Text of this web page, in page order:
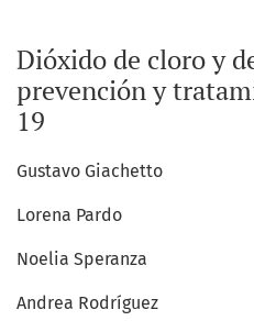
Dióxido de cloro y
prevención y
19
Gustavo Giachetto
Lorena Pardo
Noelia Speranza
Andrea Rodríguez